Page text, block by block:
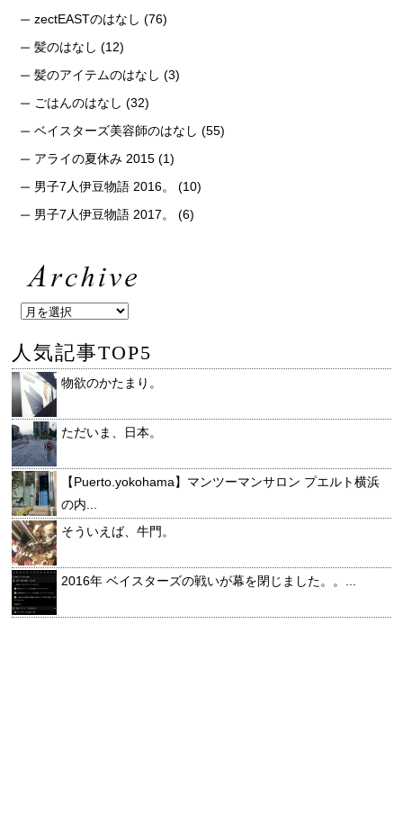
zectEASTのはなし (76)
髪のはなし (12)
髪のアイテムのはなし (3)
ごはんのはなし (32)
ベイスターズ美容師のはなし (55)
アライの夏休み 2015 (1)
男子7人伊豆物語 2016。
(10)
男子7人伊豆物語 2017。
(6)
人気記事TOP5
物欲のかたまり。
ただいま、日本。
【Puerto.yokohama】マンツーマンサロン プエルト横浜
の内...
そういえば、牛門。
2016年 ベイスターズの戦いが幕を閉じました。。...